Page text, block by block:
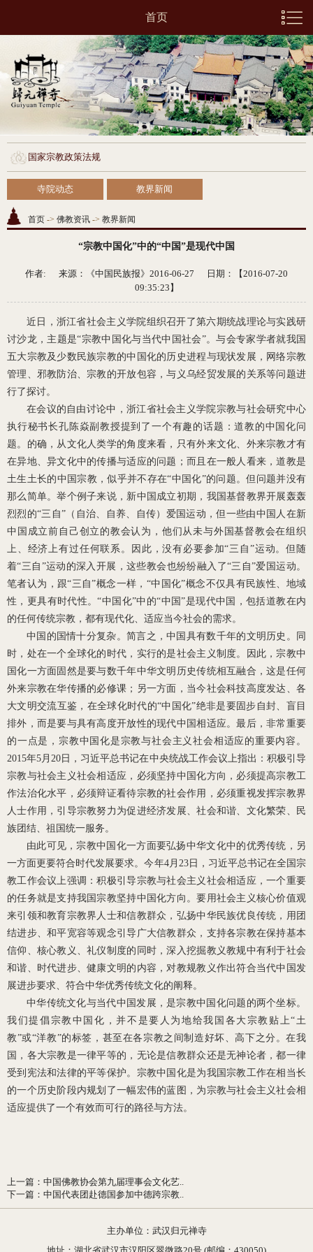
首页
国家宗教政策法规
寺院动态 教界新闻
首页 -> 佛教资讯 -> 教界新闻
“宗教中国化”中的“中国”是现代中国
作者: 来源： 《中国民族报》2016-06-27 日期：【2016-07-20
09:35:23】
近日，浙江省社会主义学院组织召开了第六期统战理论与实践研
讨沙龙，主题是“宗教中国化与当代中国社会”。与会专家学者就我国
五大宗教及少数民族宗教的中国化的历史进程与现状发展，网络宗教
管理、邪教防治、宗教的开放包容，与义乌经贸发展的关系等问题进
行了探讨。
在会议的自由讨论中，浙江省社会主义学院宗教与社会研究中心
执行秘书长孔陈焱副教授提到了一个有趣的话题：道教的中国化问
题。的确，从文化人类学的角度来看，只有外来文化、外来宗教才有
在异地、异文化中的传播与适应的问题；而且在一般人看来，道教是
土生土长的中国宗教，似乎并不存在“中国化”的问题。但问题并没有
那么简单。举个例子来说，新中国成立初期，我国基督教界开展轰轰
烈烈的“三自”（自治、自养、自传）爱国运动，但一些由中国人在新
中国成立前自己创立的教会认为，他们从未与外国基督教会在组织
上、经济上有过任何联系。因此，没有必要参加“三自”运动。但随
着“三自”运动的深入开展，这些教会也纷纷融入了“三自”爱国运动。
笔者认为，跟“三自”概念一样，“中国化”概念不仅具有民族性、地域
性，更具有时代性。“中国化”中的“中国”是现代中国，包括道教在内
的任何传统宗教，都有现代化、适应当今社会的需求。
中国的国情十分复杂。简言之，中国具有数千年的文明历史。同
时，处在一个全球化的时代，实行的是社会主义制度。因此，宗教中
国化一方面固然是要与数千年中华文明历史传统相互融合，这是任何
外来宗教在华传播的必修课；另一方面，当今社会科技高度发达、各
大文明交流互鉴，在全球化时代的“中国化”绝非是要固步自封、盲目
排外，而是要与具有高度开放性的现代中国相适应。最后，非常重要
的一点是，宗教中国化是宗教与社会主义社会相适应的重要内容。
2015年5月20 日，习近平总书记在中央统战工作会议上指出：积极引导
宗教与社会主义社会相适应，必须坚持中国化方向，必须提高宗教工
作法治化水平，必须辩证看待宗教的社会作用，必须重视发挥宗教界
人士作用，引导宗教努力为促进经济发展、社会和谐、文化繁荣、民
族团结、祖国统一服务。
由此可见，宗教中国化一方面要弘扬中华文化中的优秀传统，另
一方面更要符合时代发展要求。今年4月 23日，习近平总书记在全国宗
教工作会议上强调：积极引导宗教与社会主义社会相适应，一个重要
的任务就是支持我国宗教坚持中国化方向。要用社会主义核心价值观
来引领和教育宗教界人士和信教群众，弘扬中华民族优良传统，用团
结进步、和平宽容等观念引导广大信教群众，支持各宗教在保持基本
信仰、核心教义、礼仪制度的同时，深入挖掘教义教规中有利于社会
和谐、时代进步、健康文明的内容，对教规教义作出符合当代中国发
展进步要求、符合中华优秀传统文化的阐释。
中华传统文化与当代中国发展，是宗教中国化问题的两个坐标。
我们提倡宗教中国化，并不是要人为地给我国各大宗教贴上“土
教”或“洋教”的标签，甚至在各宗教之间制造好坏、高下之分。在我
国，各大宗教是一律平等的，无论是信教群众还是无神论者，都一律
受到宪法和法律的平等保护。宗教中国化是为我国宗教工作在相当长
的一个历史阶段内规划了一幅宏伟的蓝图，为宗教与社会主义社会相
适应提供了一个有效而可行的路径与方法。
上一篇 ： 中国佛教协会第九届理事会文化艺..
下一篇 ： 中国代表团赴德国参加中德跨宗教..
主办单位：武汉归元禅寺